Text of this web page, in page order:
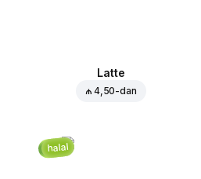
Latte
₼ 4,50-dan
halal